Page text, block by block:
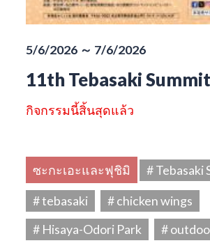
5/6/2026 ～ 7/6/2026
11th Tebasaki Summit
กิจกรรมนี้สิ้นสุดแล้ว
ซะกะเอะและฟุชิมิ
# Tebasaki
# tebasaki
# chicken wings
# Hisaya-Odori Park
#